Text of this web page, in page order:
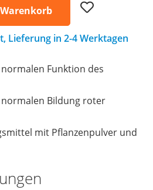
List
Lieferung in 2-4 Werktagen
Funktion des
Bildung roter
mit Pflanzenpulver und